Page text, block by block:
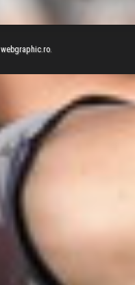
webgraphic.ro.